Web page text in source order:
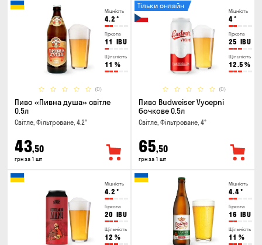
Міцність
4.2 °
Гіркота
11 IBU
Щільність
11 %
(0)
Пиво «Пивна душа» світле
0.5л
Світле, Фільтроване, 4.2°
43,50
грн за 1 шт
Міцність
4°
Гіркота
25 IBU
Щільність
12.5 %
(0)
Тільки онлайн
Пиво Budweiser Vycepni
бочкове 0.5л
Світле, Фільтроване, 4°
65,50
грн за 1 шт
Міцність
4.2 °
Гіркота
20 IBU
Щільність
12 %
Міцність
4.4°
Гіркота
16 IBU
Щільність
11 %